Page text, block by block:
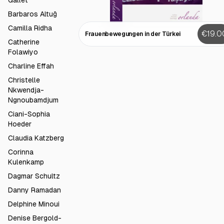
Barbaros Altuğ
Camilla Ridha
Catherine
Folawiyo
Charline Effah
Christelle
Nkwendja-
Ngnoubamdjum
Ciani-Sophia
Hoeder
Claudia Katzberg
Corinna
Kulenkamp
Dagmar Schultz
Danny Ramadan
Delphine Minoui
Denise Bergold-
Frauenbewegungen in der Türkei